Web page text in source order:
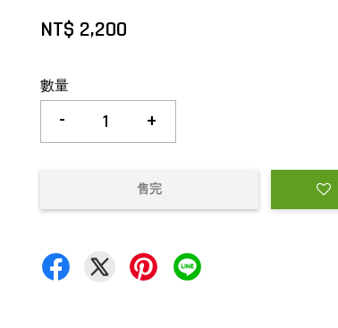
NT$ 2,200
數量
- +
售完